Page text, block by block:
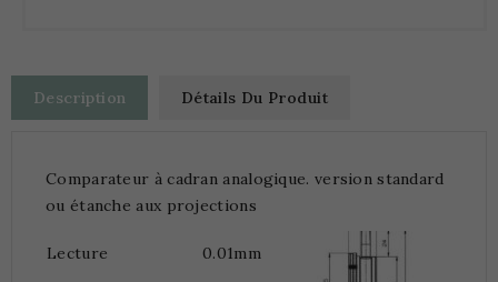
Description Détails Du Produit
Comparateur à cadran analogique. version standard
ou étanche aux projections
Lecture 0.01mm